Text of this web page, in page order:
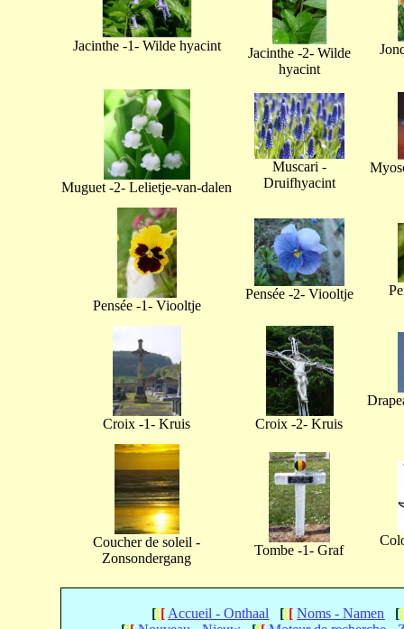
Jacinthe -1- Wilde hyacint
Jacinthe -2- Wilde
hyacint
Muguet -2- Lelietje-van-dalen
Muscari -
Druifhyacint
Pensée -1- Viooltje
Pensée -2- Viooltje
Croix -1- Kruis Croix -2- Kruis
Coucher de soleil -
Zonsondergang
Tombe -1- Graf
[[[ Accueil - Onthaal [[[ Noms - Namen [[